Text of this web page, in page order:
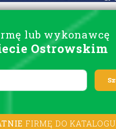
lub wykonawcę
Ostrowskim
FIRMĘ DO KATALOGU